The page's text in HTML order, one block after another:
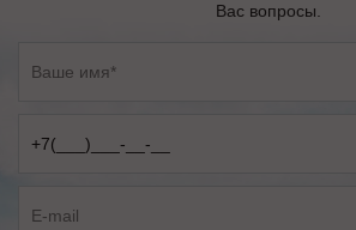
Вас вопросы.